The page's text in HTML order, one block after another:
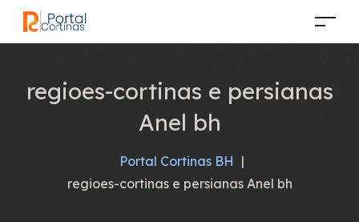
regioes-cortinas e persianas
Anel bh
Portal Cortinas BH |
regioes-cortinas e persianas Anel bh